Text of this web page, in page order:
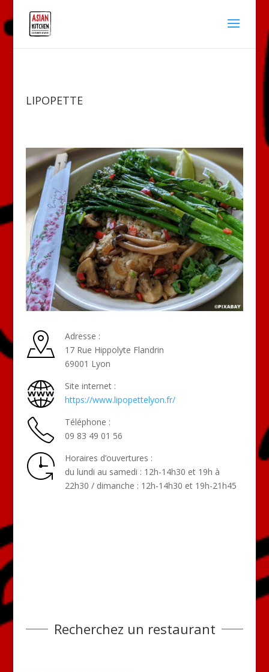
LIPOPETTE
Adresse :
17 Rue Hippolyte Flandrin
69001 Lyon
Site internet :
https://www.lipopettelyon.fr/
Téléphone :
09 83 49 01 56
Horaires d’ouvertures :
du lundi au samedi : 12h-14h30 et 19h à
22h30 / dimanche : 12h-14h30 et 19h-21h45
Recherchez un restaurant